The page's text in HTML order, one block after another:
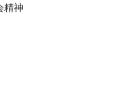
精神